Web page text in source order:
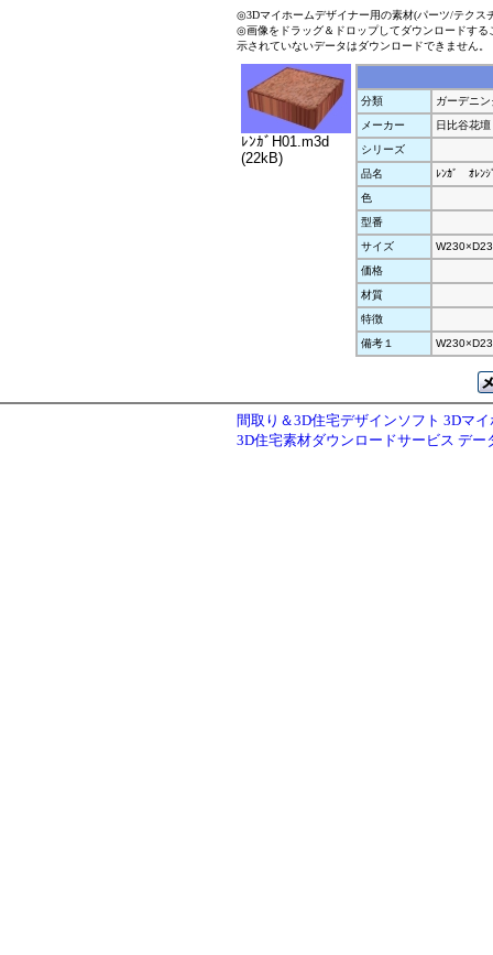
◎3Dマイホームデザイナー用の素材(パーツ/テクス
◎画像をドラッグ＆ドロップしてダウンロードす
示されていないデータはダウンロードできません。
ﾚﾝｶﾞH01.m3d
(22kB)
分類
ガーデニ
メーカー
日比谷花壇
シリーズ
品名
ﾚﾝｶﾞ ｵﾚﾝｼ
色
型番
サイズ
価格
材質
特徴
備考１
間取り＆3D住宅デザインソフト 3Dマ
3D住宅素材ダウンロードサービス デー